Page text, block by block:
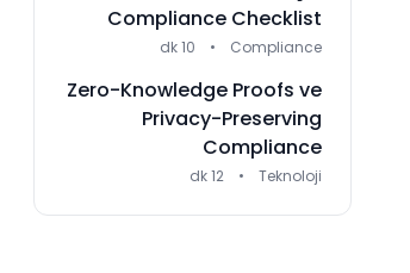
Compliance Checklist
Compliance
•
10 dk
Zero-Knowledge Proofs ve
Privacy-Preserving
Compliance
Teknoloji
•
12 dk